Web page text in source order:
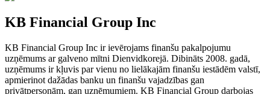
KB Financial Group Inc
KB Financial Group Inc ir ievērojams finanšu pakalpojumu
uzņēmums ar galveno mītni Dienvidkorejā. Dibināts 2008. gadā,
uzņēmums ir kļuvis par vienu no lielākajām finanšu iestādēm valstī,
apmierinot dažādas banku un finanšu vajadzības gan
privātpersonām, gan uzņēmumiem. KB Financial Group darbojas